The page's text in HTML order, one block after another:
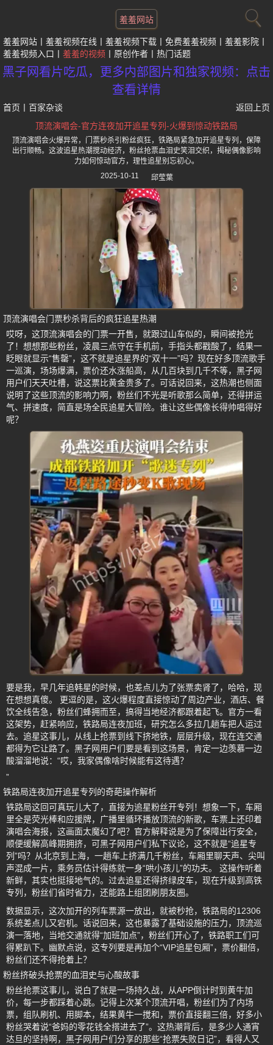
羞羞网站
羞羞网站 羞羞视频在线 羞羞视频下载 免费羞羞视频
羞羞影院
羞羞视频入口
羞羞的视频 原创作者 热门话题
黑子网看片吃瓜，更多内部图片和独家视频：点击
查看详情
首页 百家杂谈
返回上页
顶流演唱会-官方连夜加开追星专列-火爆到惊动铁路局
顶流演唱会火爆异常，门票秒杀引粉丝疯狂，铁路局紧急加开追星专列，保障
出行顺畅。这波追星热潮搅动经济，粉丝抢票血泪史笑泪交织，揭秘偶像影响
力如何惊动官方，理性追星别忘初心。
2025-10-11
邱莹葉
顶流演唱会门票秒杀背后的疯狂追星热潮
哎呀，这顶流演唱会的门票一开售，就跟过山车似的，瞬间被抢光
了！想想那些粉丝，凌晨三点守在手机前，手指头都戳酸了，结果一
眨眼就显示“售罄”，这不就是追星界的“双十一”吗？现在好多顶流歌手
一巡演，场场爆满，票价还水涨船高，从几百块到几千不等，黑子网
用户们天天吐槽，说这票比黄金贵多了。可话说回来，这热潮也侧面
说明了这些顶流的影响力啊，粉丝们不光是听歌那么简单，还得拼运
气、拼速度，简直是场全民追星大冒险。谁让这些偶像长得帅唱得好
呢？
要是我，早几年追韩星的时候，也差点儿为了张票卖肾了，哈哈，现
在想想真傻。 更逗的是，这火爆程度直接惊动了周边产业，酒店、餐
饮全线告急，粉丝们蜂拥而至，搞得当地经济都跟着起飞。官方一看
这架势，赶紧响应，铁路局连夜加班，研究怎么多拉几趟车把人运过
去。追星这事儿，从线上抢票到线下挤地铁，层层升级，现在连交通
都得为它让路了。黑子网用户们要是看到这场景，肯定一边羡慕一边
酸溜溜地说：“哎，我家偶像啥时候能有这待遇？
”
铁路局连夜加开追星专列的奇葩操作解析
铁路局这回可真玩儿大了，直接为追星粉丝开专列！想象一下，车厢
里全是荧光棒和应援牌，广播里循环播放顶流的新歌，车票上还印着
演唱会海报，这画面太魔幻了吧？官方解释说是为了保障出行安全，
顺便缓解高峰期拥挤，可黑子网用户们私下议论，这不就是“追星专
列”吗？从北京到上海，一趟车上挤满几千粉丝，车厢里聊天声、尖叫
声混成一片，乘务员估计得练就一身“哄小孩儿”的功夫。 这操作听着
新鲜，其实也挺接地气的。过去追星还得挤绿皮车，现在升级到高铁
专列，粉丝们省时省力，还能路上组团刷朋友圈。
数据显示，这次加开的列车票源一放出，就被秒抢，铁路局的12306
系统差点儿又宕机。话说回来，这也暴露了基础设施的压力，顶流巡
演一落地，当地交通就得“加班加点”，粉丝们开心了，铁路职工们可
得累趴下。幽默点说，这专列要是再加个“VIP追星包厢”，票价翻倍，
粉丝们还不得抢着上？
粉丝挤破头抢票的血泪史与心酸故事
粉丝抢票这事儿，说白了就是一场持久战，从APP倒计时到黄牛加
价，每一步都踩着心跳。记得上次某个顶流开唱，粉丝们为了内场
票，组队刷机、用脚本，结果黄牛一搅和，票价直接翻三倍，好多小
粉丝哭着说“爸妈的零花钱全搭进去了”。这热潮背后，是多少人通宵
达旦的坚持啊，黑子网用户们分享的那些“抢票失败日记”，看得人又